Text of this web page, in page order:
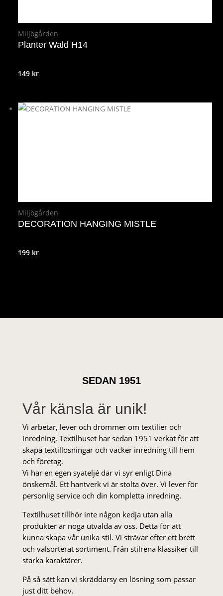
Miljögården
Planter Wald H14
149 kr
Miljögården
DECORATION HANGING MISTLE
199 kr
SEDAN 1951
Vår känsla är unik!
Vi arbetar, lever och drömmer om textilier och
inredning. Textilhuset har sedan 1951 verkat för att
skapa textillösningar och vacker inredning till hem
och företag.
Vi har en egen syateljé där vi syr enligt Dina
önskemål. Ett hantverk vi är stolta över. Vi lever för
personlig service och din kompletta inredning.
Textilhuset tillhör inte någon kedja utan alla
produkter är noga utvalda av oss. Detta för att
kunna skapa vår unika stil. Vi strä­var efter ett brett
och välsorterat sor­ti­ment. Från stil­rena klas­siker till
starka karaktärer.
På så sätt kan vi skräddarsy en lösning som passar
just ditt behov.